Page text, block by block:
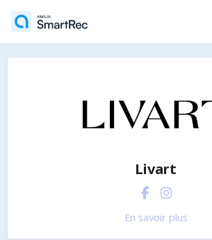
Livart
En savoir plus